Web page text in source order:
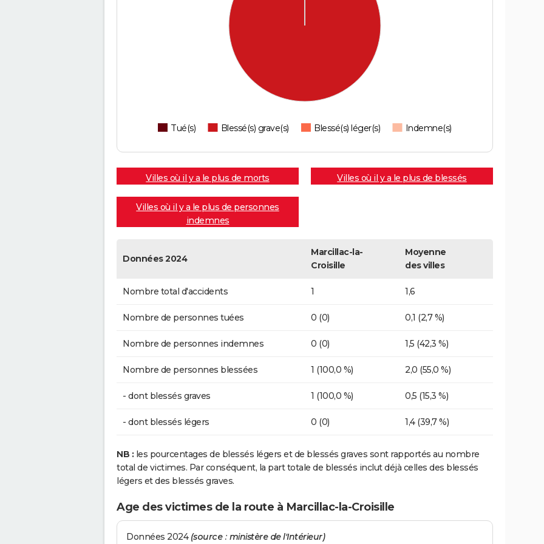
Tué(s) Blessé(s) grave(s) Blessé(s) léger(s) Indemne(s)
Villes où il y a le plus de morts Villes où il y a le plus de blessés
Villes où il y a le plus de personnes
indemnes
Données 2024
Marcillac-la-
Croisille
Moyenne
des villes
Nombre total d'accidents 1 1,6
Nombre de personnes tuées 0 (0) 0,1 (2,7 %)
Nombre de personnes indemnes 0 (0) 1,5 (42,3 %)
Nombre de personnes blessées 1 (100,0 %) 2,0 (55,0 %)
- dont blessés graves 1 (100,0 %) 0,5 (15,3 %)
- dont blessés légers 0 (0) 1,4 (39,7 %)
NB : les pourcentages de blessés légers et de blessés graves sont rapportés au nombre
total de victimes. Par conséquent, la part totale de blessés inclut déjà celles des blessés
légers et des blessés graves.
Age des victimes de la route à Marcillac-la-Croisille
Données 2024 (source : ministère de l'Intérieur)